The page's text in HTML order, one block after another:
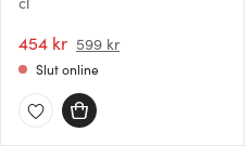
454 kr 599 kr
Slut online